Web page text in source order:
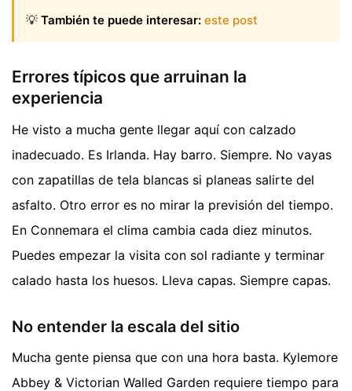
💡 También te puede interesar: este post
Errores típicos que arruinan la
experiencia
He visto a mucha gente llegar aquí con calzado
inadecuado. Es Irlanda. Hay barro. Siempre. No vayas
con zapatillas de tela blancas si planeas salirte del
asfalto. Otro error es no mirar la previsión del tiempo.
En Connemara el clima cambia cada diez minutos.
Puedes empezar la visita con sol radiante y terminar
calado hasta los huesos. Lleva capas. Siempre capas.
No entender la escala del sitio
Mucha gente piensa que con una hora basta. Kylemore
Abbey & Victorian Walled Garden requiere tiempo para